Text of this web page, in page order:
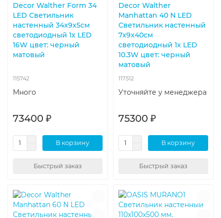
Decor Walther Form 34
LED Светильник
настенный 34x9x5см
светодиодный 1x LED
16W цвет: черный
матовый
115742
Много
73400 ₽
В корзину
Быстрый заказ
Decor Walther
Manhattan 40 N LED
Светильник настенный
7x9x40см
светодиодный 1x LED
10.3W цвет: черный
матовый
117512
Уточняйте у менеджера
75300 ₽
В корзину
Быстрый заказ